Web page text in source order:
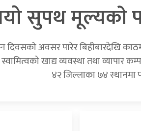
सुपथ मूल्यकाे
दिवसको अवसर पारेर बिहीबारदेखि
खाद्य व्यवस्था तथा
४२ जिल्लाका ७४